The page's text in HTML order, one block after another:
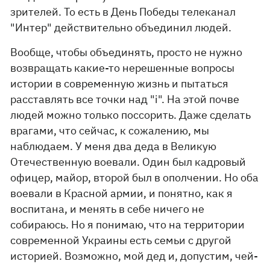
зрителей. То есть в День Победы телеканал
"Интер" действительно объединил людей.
Вообще, чтобы объединять, просто не нужно
возвращать какие-то нерешенные вопросы
истории в современную жизнь и пытаться
расставлять все точки над "i". На этой почве
людей можно только поссорить. Даже сделать
врагами, что сейчас, к сожалению, мы
наблюдаем. У меня два деда в Великую
Отечественную воевали. Один был кадровый
офицер, майор, второй был в ополчении. Но оба
воевали в Красной армии, и понятно, как я
воспитана, и менять в себе ничего не
собираюсь. Но я понимаю, что на территории
современной Украины есть семьи с другой
историей. Возможно, мой дед и, допустим, чей-